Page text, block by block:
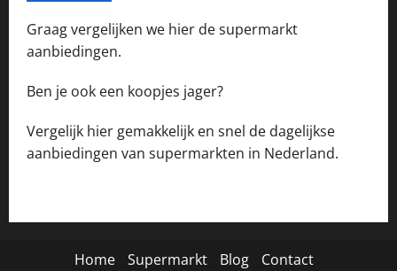
Graag vergelijken we hier de supermarkt
aanbiedingen.
Ben je ook een koopjes jager?
Vergelijk hier gemakkelijk en snel de dagelijkse
aanbiedingen van supermarkten in Nederland.
Home Supermarkt Blog Contact